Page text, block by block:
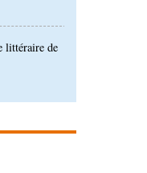
: le défi
de